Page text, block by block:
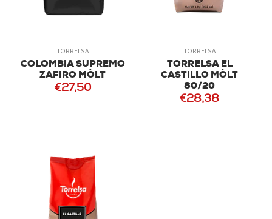
TORRELSA
COLOMBIA SUPREMO
ZAFIRO MÒLT
€27,50
TORRELSA
TORRELSA EL
CASTILLO MÒLT
80/20
€28,38